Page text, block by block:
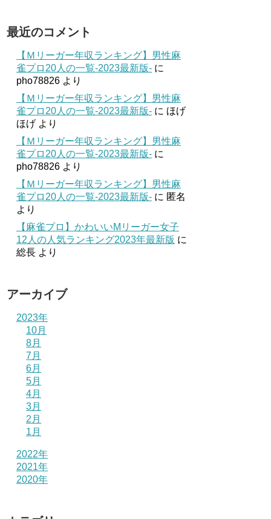
最近のコメント
【Ｍリーガー年収ランキング】男性麻
雀プロ20人の一覧-2023最新版- に
pho78826 より
【Ｍリーガー年収ランキング】男性麻
雀プロ20人の一覧-2023最新版- に ほげ
ほげ より
【Ｍリーガー年収ランキング】男性麻
雀プロ20人の一覧-2023最新版- に
pho78826 より
【Ｍリーガー年収ランキング】男性麻
雀プロ20人の一覧-2023最新版- に 匿名
より
【麻雀プロ】かわいいMリーガー女子
12人の人気ランキング2023年最新版 に
総長 より
アーカイブ
2023年
10月
8月
7月
6月
5月
4月
3月
2月
1月
2022年
2021年
2020年